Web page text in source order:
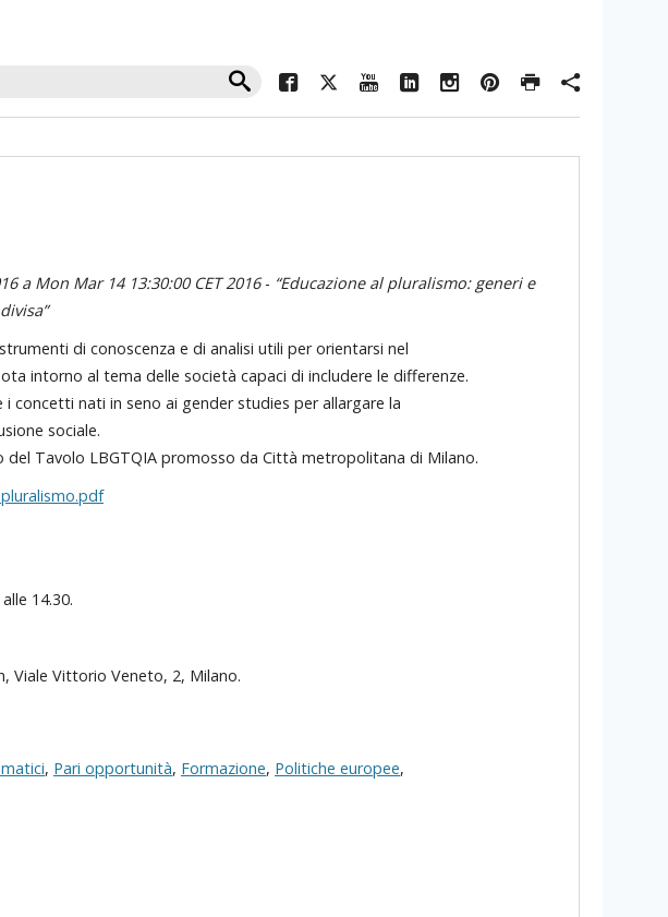
a Mon Mar 14 13:30:00 CET 2016- “Educazione al pluralismo: generi e
di conoscenza e di analisi utili per orientarsi nel
intorno al tema delle società capaci di includere le differenze.
concetti nati in seno ai gender studies per allargare la
sociale.
del Tavolo LBGTQIA promosso da Città metropolitana di Milano.
14.30.
Viale Vittorio Veneto, 2, Milano.
, Pari opportunità, Formazione, Politiche europee,